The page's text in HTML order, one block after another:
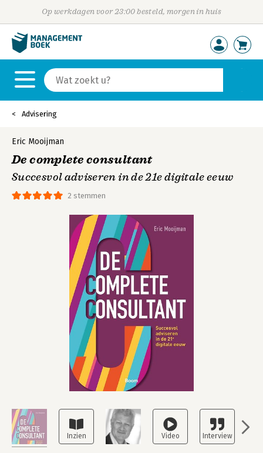
Op werkdagen voor 23:00 besteld, morgen in huis
Advisering
2 stemmen
Eric Mooijman
De complete consultant
Succesvol adviseren in de 21e digitale eeuw